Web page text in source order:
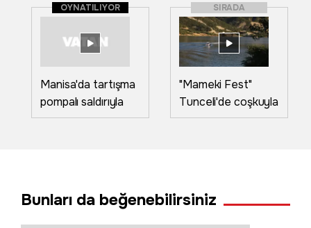
OYNATILIYOR
Manisa'da tartışma
pompalı saldırıyla
bitti: 2 yaralı, 2
SIRADA
"Mameki Fest"
Tunceli'de coşkuyla
başladı
Bunları da beğenebilirsiniz